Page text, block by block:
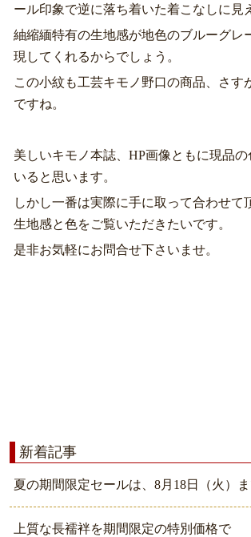
ール印象で逆に落ち着いた着こなしに見
紬縮緬特有の生地感が地色のブルーグレ
現してくれるからでしょう。
この小紋も工芸キモノ野口の商品、さす
ですね。
美しいキモノ本誌、HP画像ともに現品
いると思います。
しかし一番は実際に手に取って合わせて
生地感と色をご覧いただきたいです。
是非お気軽にお問合せ下さいませ。
新着記事
夏の期間限定セールは、8月18日（火）
上質な長襦袢を期間限定の特別価格で